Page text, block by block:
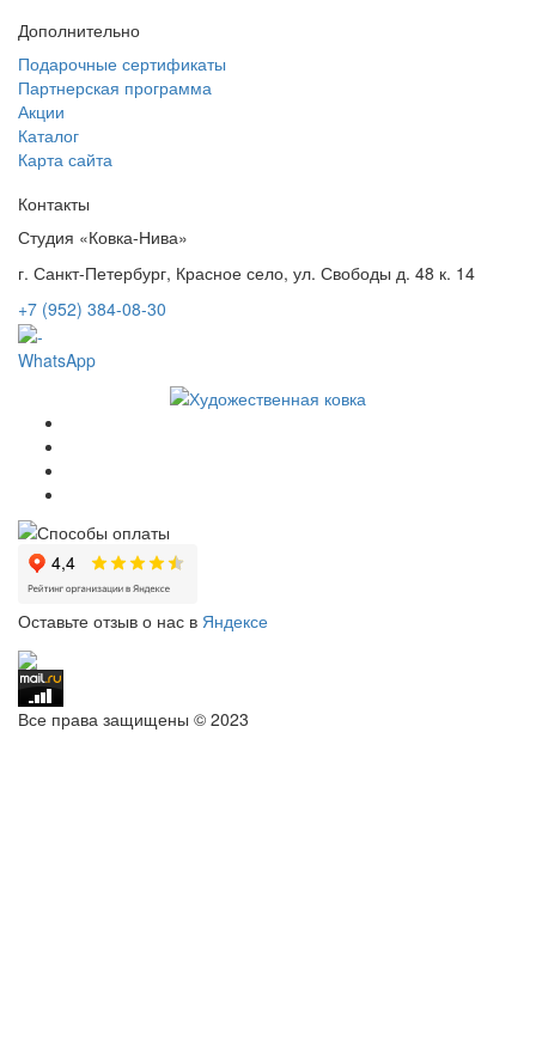
Дополнительно
Подарочные сертификаты
Партнерская программа
Акции
Каталог
Карта сайта
Контакты
Студия «Ковка-Нива»
г. Санкт-Петербург, Красное село, ул. Свободы д. 48 к. 14
+7 (952) 384-08-30
WhatsApp
Оставьте отзыв о нас в Яндексе
Все права защищены © 2023